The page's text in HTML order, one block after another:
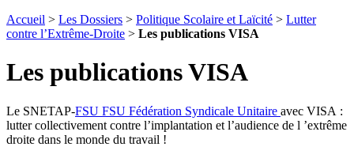
Accueil > Les Dossiers > Politique Scolaire et Laïcité > Lutter
contre l’Extrême-Droite > Les publications VISA
Les publications VISA
Le SNETAP-FSU FSU Fédération Syndicale Unitaire avec VISA :
lutter collectivement contre l’implantation et l’audience de l ’extrême
droite dans le monde du travail !